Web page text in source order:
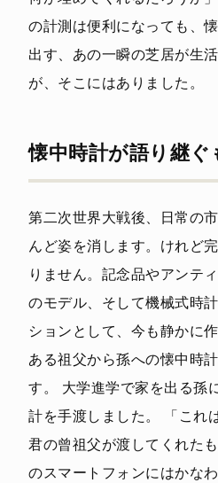
の計測は便利になっても、
出す、あの一瞬の芝居が生
が、そこにはありました。
懐中時計が語り継ぐ
第二次世界大戦後、日常の
んど姿を消します。けれど
りません。記念品やアンテ
のモデル、そして機械式時
ションとして、今も静かに
ある祖父から孫への懐中時
す。 大学進学で家を出る孫
計を手渡しました。 「これ
君の曾祖父が渡してくれた
のスマートフォンにはかな